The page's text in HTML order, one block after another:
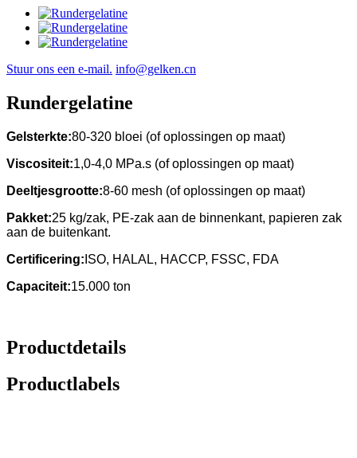
Stuur ons een e-mail. info@gelken.cn
Rundergelatine
Gelsterkte:80-320 bloei (of oplossingen op maat)
Viscositeit:1,0-4,0 MPa.s (of oplossingen op maat)
Deeltjesgrootte:8-60 mesh (of oplossingen op maat)
Pakket:25 kg/zak, PE-zak aan de binnenkant, papieren zak
aan de buitenkant.
Certificering: ISO, HALAL, HACCP, FSSC, FDA
Capaciteit:15.000 ton
Productdetails
Productlabels